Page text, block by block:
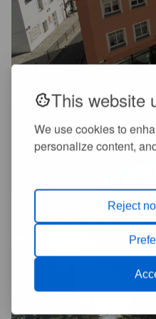
This website
We use cookies to
personalize content,
Reject